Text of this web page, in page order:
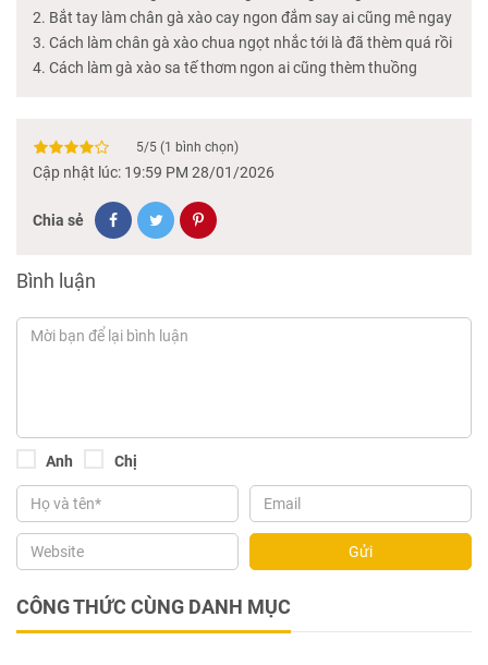
Bắt tay làm chân gà xào cay ngon đắm say ai cũng mê ngay
Cách làm chân gà xào chua ngọt nhắc tới là đã thèm quá rồi
Cách làm gà xào sa tế thơm ngon ai cũng thèm thuồng
5/5 (1 bình chọn)
Cập nhật lúc: 19:59 PM 28/01/2026
Chia sẻ
Bình luận
Anh Chị
Gửi
CÔNG THỨC CÙNG DANH MỤC